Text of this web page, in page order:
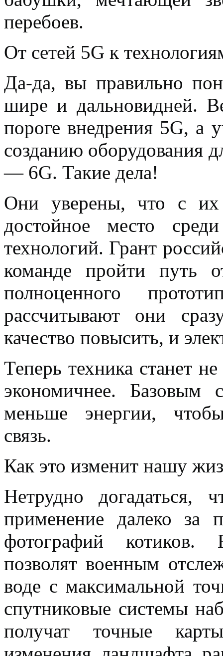
перебоев.
От сетей 5G к
Да-да, вы правильно
шире и дальновидней.
пороге внедрения 5G, а
созданию оборудования
— 6G. Такие дела!
Они уверены, что с их
достойное место
технологий. Грант
команде пройти путь
полноценного
рассчитывают они
качество повысить, и
Теперь техника станет
экономичнее. Базовым
меньше энергии,
связь.
Как это изменит нашу
Нетрудно догадаться,
применение далеко за
фотографий котиков.
позволят военным
воде с максимальной
спутниковые системы
получат точные